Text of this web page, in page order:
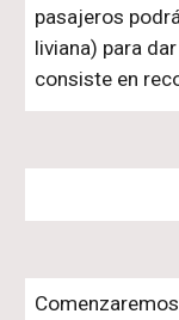
pasajeros
liviana) para
consiste en